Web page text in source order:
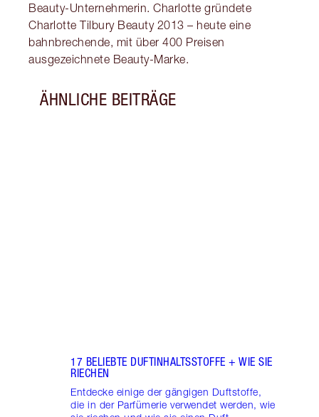
Beauty-Unternehmerin. Charlotte gründete
Charlotte Tilbury Beauty 2013 – heute eine
bahnbrechende, mit über 400 Preisen
ausgezeichnete Beauty-Marke.
ÄHNLICHE BEITRÄGE
17 BELIEBTE DUFTINHALTSSTOFFE + WIE SIE
RIECHEN
Entdecke einige der gängigen Duftstoffe,
die in der Parfümerie verwendet werden, wie